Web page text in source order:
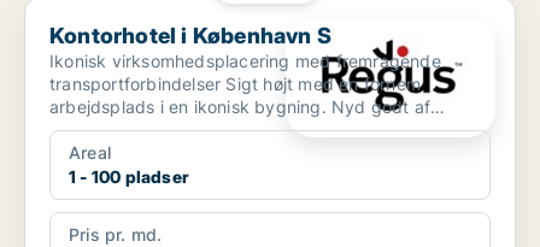
Kontorhotel i København S
Kontorhotel i København S
Ikonisk virksomhedsplacering med fremragende
transportforbindelser Sigt højt med en fornem
arbejdsplads i en ikonisk bygning. Nyd godt af
Ørestads beliggenh...
Areal
1 - 100 pladser
Pris pr. md.